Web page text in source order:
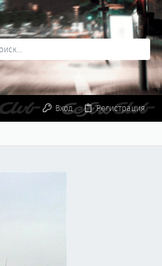
Вход Регистрация